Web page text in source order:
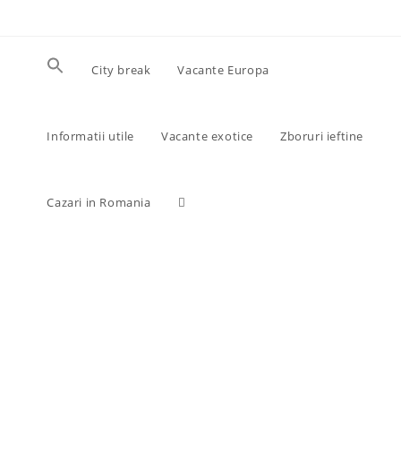
City break Vacante Europa
Informatii utile Vacante exotice Zboruri ieftine
Cazari in Romania Toggle